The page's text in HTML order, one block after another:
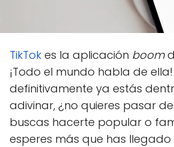
TikTok es la aplicación boom
¡Todo el mundo habla de ella!
definitivamente ya estás
adivinar, ¿no quieres pasar
buscas hacerte popular o
esperes más que has